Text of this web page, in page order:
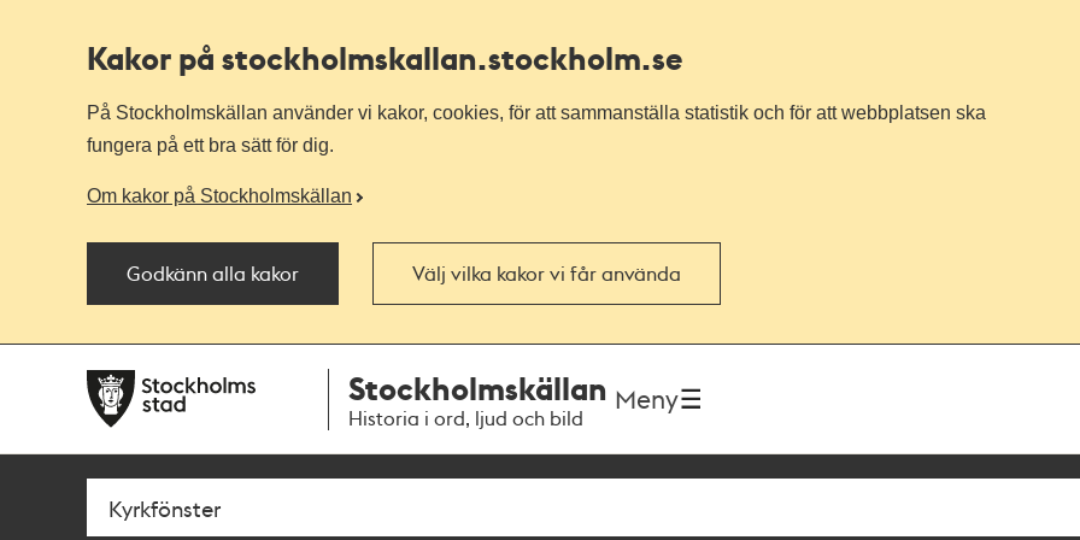
Kakor på stockholmskallan.stockholm.se
På Stockholmskällan använder vi kakor, cookies, för att sammanställa statistik och för att webbplatsen ska
fungera på ett bra sätt för dig.
Om kakor på Stockholmskällan
Godkänn alla kakor Välj vilka kakor vi får använda
navigationen
huvudinnehållet
Stockholmskällan
Historia i ord, ljud och bild
Meny
Sök